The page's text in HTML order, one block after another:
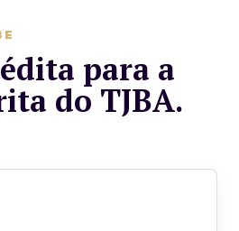
para a
do TJBA.